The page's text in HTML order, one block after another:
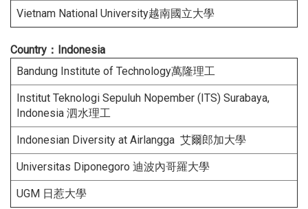
Vietnam National University越南國立大學
Country：Indonesia
Bandung Institute of Technology萬隆理工
Institut Teknologi Sepuluh Nopember (ITS) Surabaya,
Indonesia 泗水理工
Indonesian Diversity at Airlangga 艾爾郎加大學
Universitas Diponegoro 迪波內哥羅大學
UGM 日惹大學